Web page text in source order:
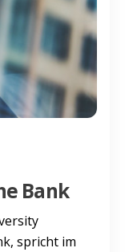
Bank
spricht im